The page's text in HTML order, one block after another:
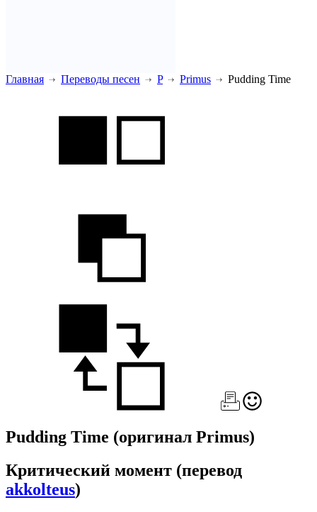
Главная Переводы песен P Primus Pudding Time
Pudding Time (оригинал Primus)
Критический момент (перевод
akkolteus)